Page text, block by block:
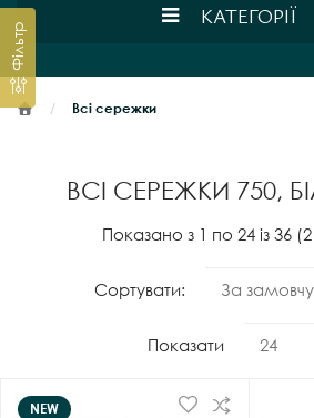
КАТЕГОРІЇ
Всі сережки
ВСІ СЕРЕЖКИ 750,
Фільтр
Показано з 1 по 24 із 36
Сортувати:
Показати
NEW